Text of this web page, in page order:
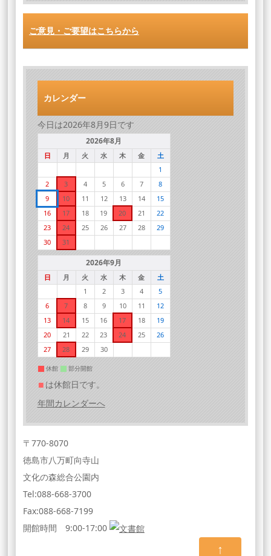
ご意見・ご要望はこちらから
カレンダー
今日は2026年8月9日です
2026年8月
日 月 火 水 木 金
土
1
2
3 4 5 6 7
8
9
10 11 12 13 14
15
16
17 18 19 20 21
22
23
24 25 26 27 28
29
30
31
2026年9月
日 月 火 水 木 金
土
1
2 3 4
5
6
7 8 9 10 11
12
13
14 15 16 17 18
19
20
21 22 23 24 25
26
27
28 29 30
休館 部分開館
■ は休館日です。
年間カレンダーへ
〒770-8070
徳島市八万町向寺山
文化の森総合公園内
Tel:088-668-3700
Fax:088-668-7199
開館時間 9:00-17:00
↑